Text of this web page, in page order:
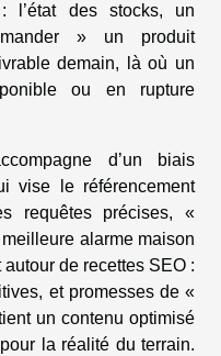
l’état des stocks, un
» un produit
demain, là où un
ou en rupture
d’un biais
vise le référencement
requêtes précises, «
alarme maison
de recettes SEO :
et promesses de «
un contenu optimisé
la réalité du terrain.